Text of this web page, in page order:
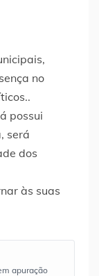
no
possui
será
dos
às suas
apuração